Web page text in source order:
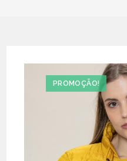
PROMOÇÃO!